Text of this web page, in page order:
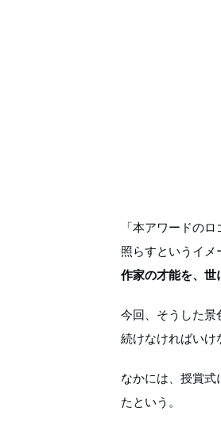
「本アワードの
照らすというイメ
作家の才能を、世
今回、そうした景
続けなければいけ
なかには、授賞
たという。